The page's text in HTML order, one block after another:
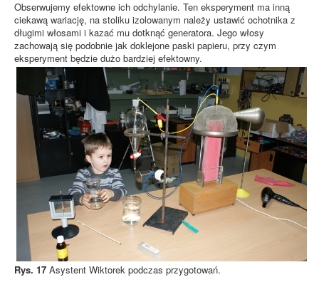
Obserwujemy efektowne ich odchylanie. Ten eksperyment ma inną
ciekawą wariację, na stoliku izolowanym należy ustawić ochotnika z
długimi włosami i kazać mu dotknąć generatora. Jego włosy
zachowają się podobnie jak doklejone paski papieru, przy czym
eksperyment będzie dużo bardziej efektowny.
Rys. 17 Asystent Wiktorek podczas przygotowań.